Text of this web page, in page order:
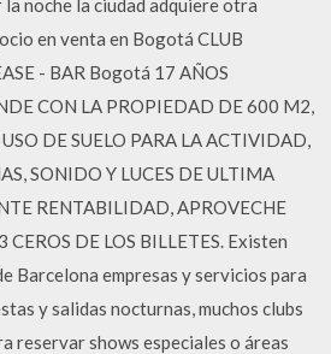
en venta en Bogotá CLUB
- BAR Bogotá 17 AÑOS
CON LA PROPIEDAD DE 600 M2,
DE SUELO PARA LA ACTIVIDAD,
SONIDO Y LUCES DE ULTIMA
RENTABILIDAD, APROVECHE
CEROS DE LOS BILLETES. Existen
Barcelona empresas y servicios para
y salidas nocturnas, muchos clubs
reservar shows especiales o áreas